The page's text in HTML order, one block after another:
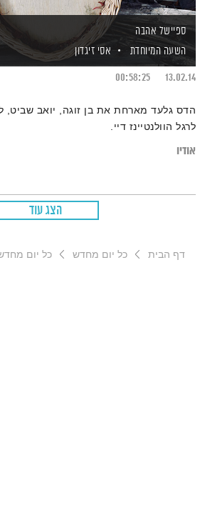
ספיישל אהבה
השעה המיוחדת
אסי זיגדון
13.02.14
00:58:25
הדס גלעד מארחת את בן זוגה, יואב שביט,
לרגל הוולנטיינז דיי.
אודיו
הצג עוד
דף הבית כל יום מחדש כל יום מחדש –